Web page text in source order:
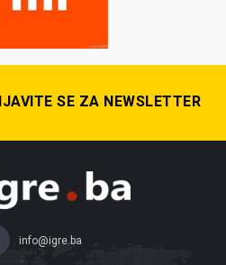
SE ZA NEWSLETTER
info@igre.ba